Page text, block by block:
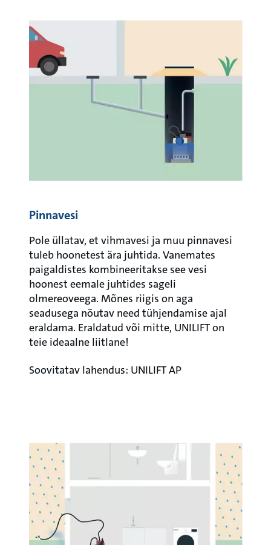
Pinnavesi
Pole üllatav, et vihmavesi ja muu pinnavesi
tuleb hoonetest ära juhtida. Vanemates
paigaldistes kombineeritakse see vesi
hoonest eemale juhtides sageli
olmereoveega. Mõnes riigis on aga
seadusega nõutav need tühjendamise ajal
eraldama. Eraldatud või mitte, UNILIFT on
teie ideaalne liitlane!
Soovitatav lahendus: UNILIFT AP